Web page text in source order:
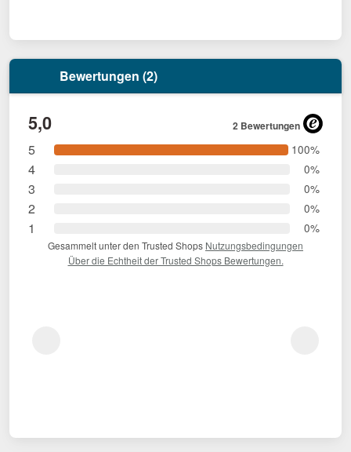
Bewertungen (2)
5,0 2 Bewertungen
5 100%
4 0%
3 0%
2 0%
1 0%
Gesammelt unter den Trusted Shops Nutzungsbedingungen
Über die Echtheit der Trusted Shops Bewertungen.